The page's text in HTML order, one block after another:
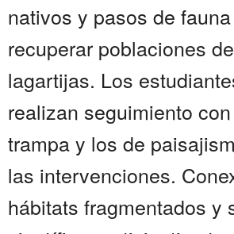
nativos y pasos de
recuperar poblaciones
lagartijas. Los
realizan seguimiento
trampa y los de
las intervenciones.
hábitats fragmentados y